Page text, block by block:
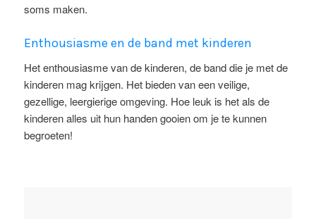
soms maken.
Enthousiasme en de band met kinderen
Het enthousiasme van de kinderen, de band die je met de
kinderen mag krijgen. Het bieden van een veilige,
gezellige, leergierige omgeving. Hoe leuk is het als de
kinderen alles uit hun handen gooien om je te kunnen
begroeten!